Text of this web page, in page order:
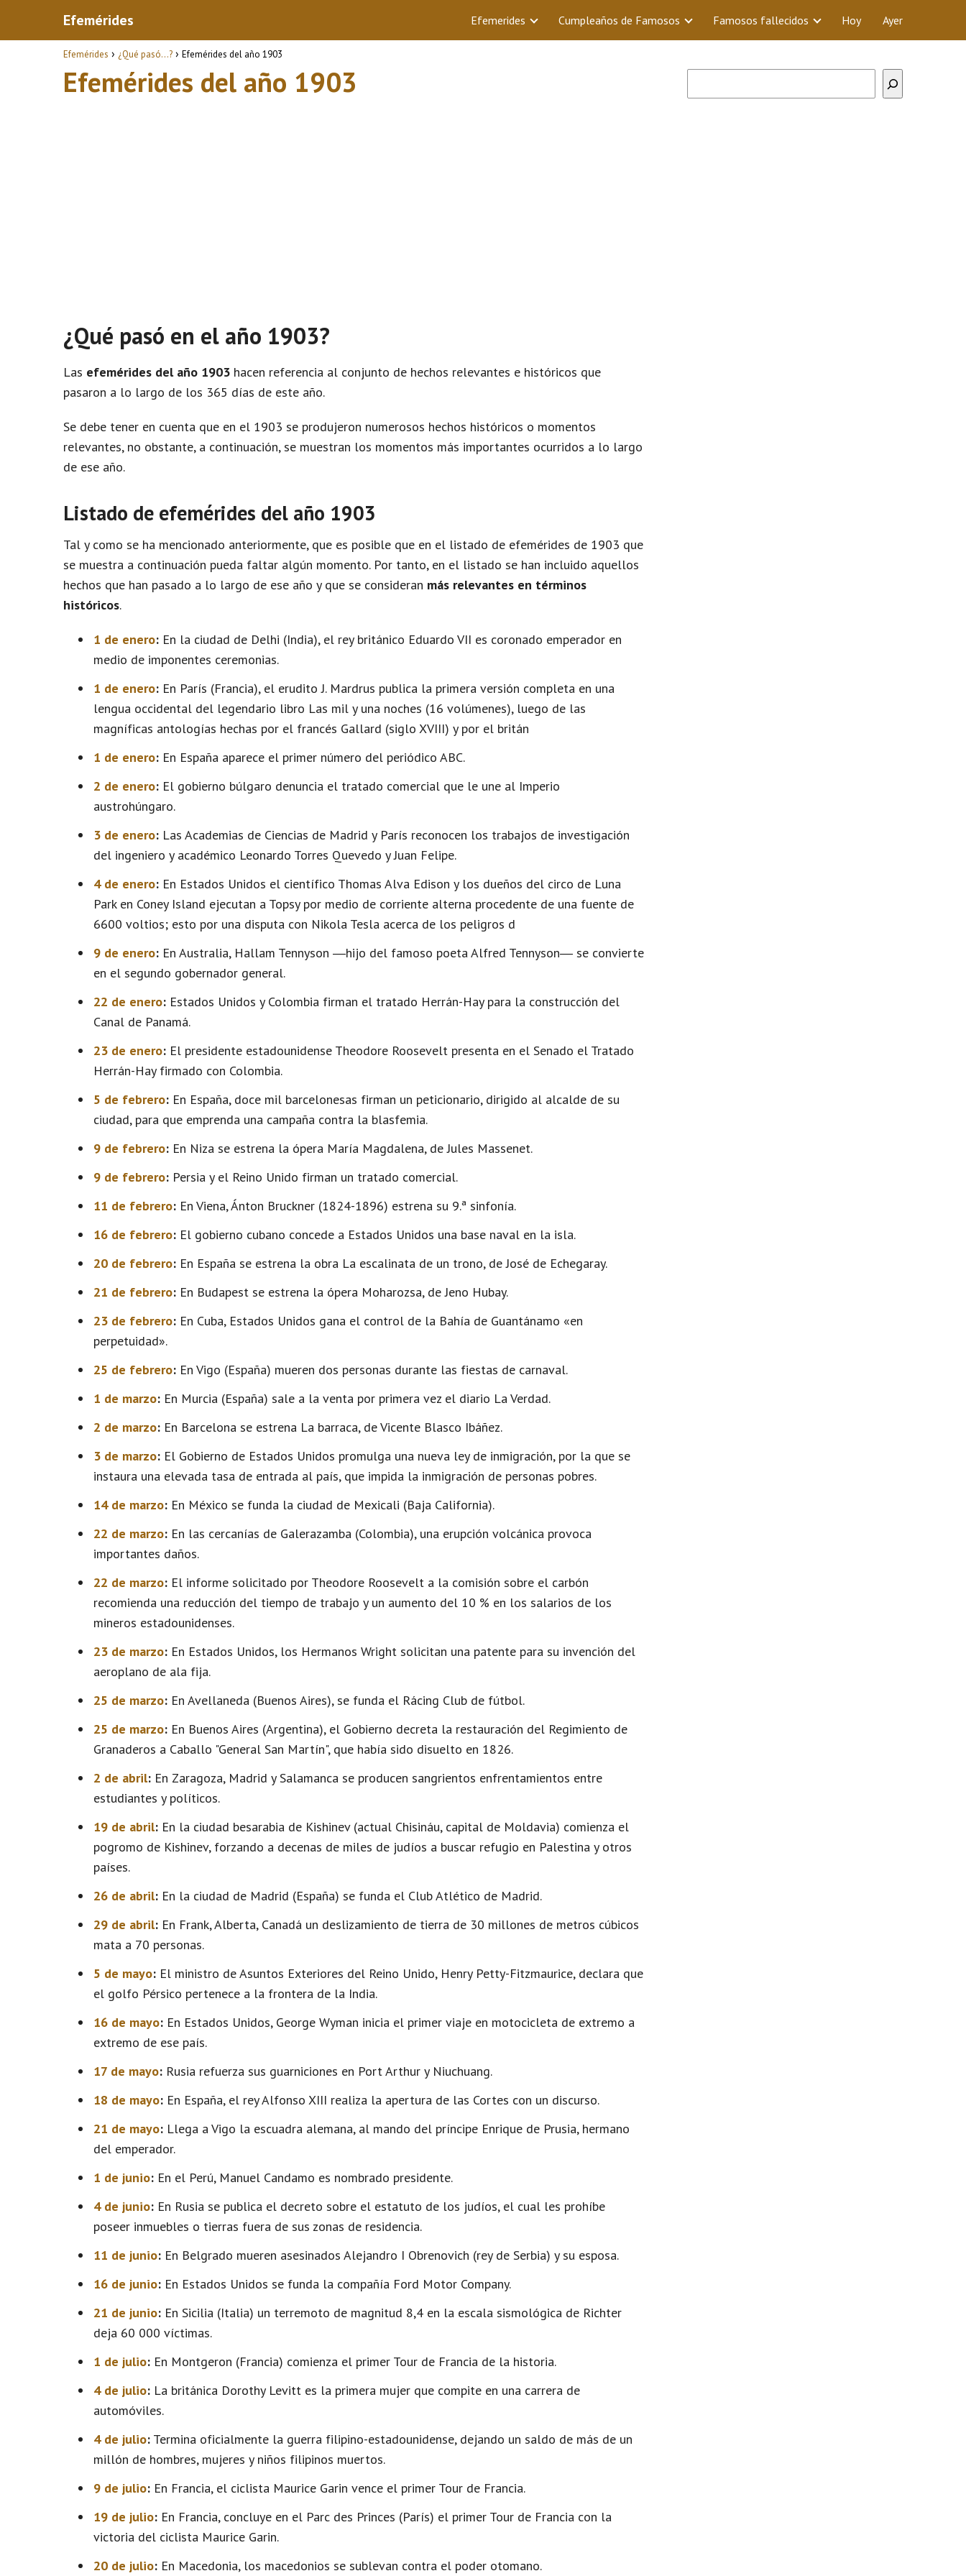
Efemérides Efemerides Cumpleaños de Famosos Famosos fallecidos Hoy Ayer
Efemérides ¿Qué pasó...? Efemérides del año 1903
Efemérides del año 1903
¿Qué pasó en el año 1903?
Las efemérides del año 1903 hacen referencia al conjunto de hechos relevantes e históricos que
pasaron a lo largo de los 365 días de este año.
Se debe tener en cuenta que en el 1903 se produjeron numerosos hechos históricos o momentos
relevantes, no obstante, a continuación, se muestran los momentos más importantes ocurridos a lo largo
de ese año.
Listado de efemérides del año 1903
Tal y como se ha mencionado anteriormente, que es posible que en el listado de efemérides de 1903 que
se muestra a continuación pueda faltar algún momento. Por tanto, en el listado se han incluido aquellos
hechos que han pasado a lo largo de ese año y que se consideran más relevantes en términos
históricos.
1 de enero: En la ciudad de Delhi (India), el rey británico Eduardo VII es coronado emperador en
medio de imponentes ceremonias.
1 de enero: En París (Francia), el erudito J. Mardrus publica la primera versión completa en una
lengua occidental del legendario libro Las mil y una noches (16 volúmenes), luego de las
magníficas antologías hechas por el francés Gallard (siglo XVIII) y por el britán
1 de enero: En España aparece el primer número del periódico ABC.
2 de enero: El gobierno búlgaro denuncia el tratado comercial que le une al Imperio
austrohúngaro.
3 de enero: Las Academias de Ciencias de Madrid y París reconocen los trabajos de investigación
del ingeniero y académico Leonardo Torres Quevedo y Juan Felipe.
4 de enero: En Estados Unidos el científico Thomas Alva Edison y los dueños del circo de Luna
Park en Coney Island ejecutan a Topsy por medio de corriente alterna procedente de una fuente de
6600 voltios; esto por una disputa con Nikola Tesla acerca de los peligros d
9 de enero: En Australia, Hallam Tennyson ―hijo del famoso poeta Alfred Tennyson― se convierte
en el segundo gobernador general.
22 de enero: Estados Unidos y Colombia firman el tratado Herrán-Hay para la construcción del
Canal de Panamá.
23 de enero: El presidente estadounidense Theodore Roosevelt presenta en el Senado el Tratado
Herrán-Hay firmado con Colombia.
5 de febrero: En España, doce mil barcelonesas firman un peticionario, dirigido al alcalde de su
ciudad, para que emprenda una campaña contra la blasfemia.
9 de febrero: En Niza se estrena la ópera María Magdalena, de Jules Massenet.
9 de febrero: Persia y el Reino Unido firman un tratado comercial.
11 de febrero: En Viena, Ánton Bruckner (1824-1896) estrena su 9.ª sinfonía.
16 de febrero: El gobierno cubano concede a Estados Unidos una base naval en la isla.
20 de febrero: En España se estrena la obra La escalinata de un trono, de José de Echegaray.
21 de febrero: En Budapest se estrena la ópera Moharozsa, de Jeno Hubay.
23 de febrero: En Cuba, Estados Unidos gana el control de la Bahía de Guantánamo «en
perpetuidad».
25 de febrero: En Vigo (España) mueren dos personas durante las fiestas de carnaval.
1 de marzo: En Murcia (España) sale a la venta por primera vez el diario La Verdad.
2 de marzo: En Barcelona se estrena La barraca, de Vicente Blasco Ibáñez.
3 de marzo: El Gobierno de Estados Unidos promulga una nueva ley de inmigración, por la que se
instaura una elevada tasa de entrada al país, que impida la inmigración de personas pobres.
14 de marzo: En México se funda la ciudad de Mexicali (Baja California).
22 de marzo: En las cercanías de Galerazamba (Colombia), una erupción volcánica provoca
importantes daños.
22 de marzo: El informe solicitado por Theodore Roosevelt a la comisión sobre el carbón
recomienda una reducción del tiempo de trabajo y un aumento del 10 % en los salarios de los
mineros estadounidenses.
23 de marzo: En Estados Unidos, los Hermanos Wright solicitan una patente para su invención del
aeroplano de ala fija.
25 de marzo: En Avellaneda (Buenos Aires), se funda el Rácing Club de fútbol.
25 de marzo: En Buenos Aires (Argentina), el Gobierno decreta la restauración del Regimiento de
Granaderos a Caballo "General San Martín", que había sido disuelto en 1826.
2 de abril: En Zaragoza, Madrid y Salamanca se producen sangrientos enfrentamientos entre
estudiantes y políticos.
19 de abril: En la ciudad besarabia de Kishinev (actual Chisináu, capital de Moldavia) comienza el
pogromo de Kishinev, forzando a decenas de miles de judíos a buscar refugio en Palestina y otros
países.
26 de abril: En la ciudad de Madrid (España) se funda el Club Atlético de Madrid.
29 de abril: En Frank, Alberta, Canadá un deslizamiento de tierra de 30 millones de metros cúbicos
mata a 70 personas.
5 de mayo: El ministro de Asuntos Exteriores del Reino Unido, Henry Petty-Fitzmaurice, declara que
el golfo Pérsico pertenece a la frontera de la India.
16 de mayo: En Estados Unidos, George Wyman inicia el primer viaje en motocicleta de extremo a
extremo de ese país.
17 de mayo: Rusia refuerza sus guarniciones en Port Arthur y Niuchuang.
18 de mayo: En España, el rey Alfonso XIII realiza la apertura de las Cortes con un discurso.
21 de mayo: Llega a Vigo la escuadra alemana, al mando del príncipe Enrique de Prusia, hermano
del emperador.
1 de junio: En el Perú, Manuel Candamo es nombrado presidente.
4 de junio: En Rusia se publica el decreto sobre el estatuto de los judíos, el cual les prohíbe
poseer inmuebles o tierras fuera de sus zonas de residencia.
11 de junio: En Belgrado mueren asesinados Alejandro I Obrenovich (rey de Serbia) y su esposa.
16 de junio: En Estados Unidos se funda la compañía Ford Motor Company.
21 de junio: En Sicilia (Italia) un terremoto de magnitud 8,4 en la escala sismológica de Richter
deja 60 000 víctimas.
1 de julio: En Montgeron (Francia) comienza el primer Tour de Francia de la historia.
4 de julio: La británica Dorothy Levitt es la primera mujer que compite en una carrera de
automóviles.
4 de julio: Termina oficialmente la guerra filipino-estadounidense, dejando un saldo de más de un
millón de hombres, mujeres y niños filipinos muertos.
9 de julio: En Francia, el ciclista Maurice Garin vence el primer Tour de Francia.
19 de julio: En Francia, concluye en el Parc des Princes (París) el primer Tour de Francia con la
victoria del ciclista Maurice Garin.
20 de julio: En Macedonia, los macedonios se sublevan contra el poder otomano.